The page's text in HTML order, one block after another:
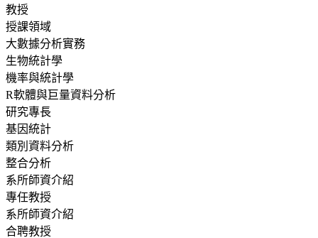
教授
授課領域
大數據分析實務
生物統計學
機率與統計學
R軟體與巨量資料分析
研究專長
基因統計
類別資料分析
整合分析
系所師資介紹
專任教授
系所師資介紹
合聘教授